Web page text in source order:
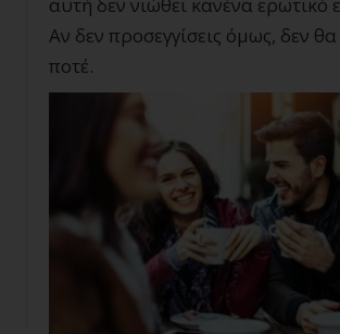
αυτή δεν νιώθει κανένα ερωτικό
Αν δεν προσεγγίσεις όμως, δεν
ποτέ.